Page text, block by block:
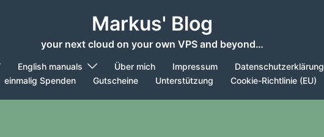
Markus' Blog
your next cloud on your own VPS and beyond…
English manuals Über mich Impressum Datenschutzerklärung
einmalig Spenden Gutscheine Unterstützung Cookie-Richtlinie (EU)